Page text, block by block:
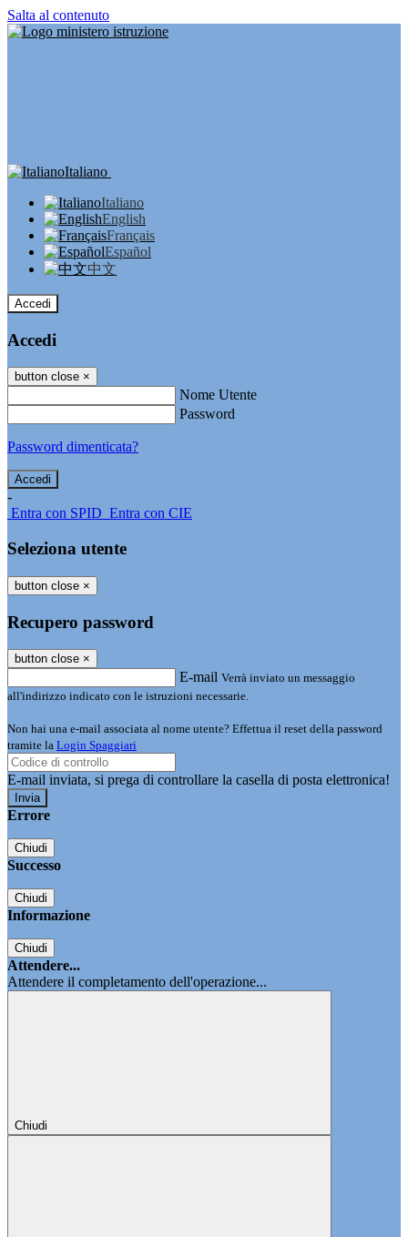
Salta al contenuto
Italiano
Italiano
English
Français
Español
中文
Accedi
Accedi
button close ×
Nome Utente
Password
Password dimenticata?
-
Entra con SPID Entra con CIE
Seleziona utente
button close ×
Recupero password
button close ×
E-mail Verrà inviato un messaggio
all'indirizzo indicato con le istruzioni necessarie.
Non hai una e-mail associata al nome utente? Effettua il reset della password
tramite la Login Spaggiari
E-mail inviata, si prega di controllare la casella di posta elettronica!
Errore
Chiudi
Successo
Chiudi
Informazione
Chiudi
Attendere...
Attendere il completamento dell'operazione...
Chiudi